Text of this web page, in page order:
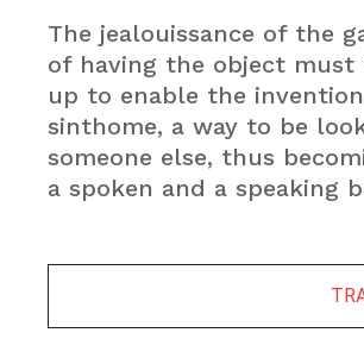
The jealouissance of the
of having the object must
up to enable the
sinthome, a way to be
someone else, thus
a spoken and a speaking